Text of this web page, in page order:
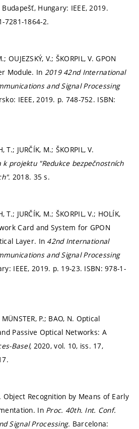
Budapešť, Hungary: IEEE, 2019.
7281-1864-2.
OUJEZSKÝ, V.; ŠKORPIL, V. GPON
Module. In 2019 42nd International
and Signal Processing
IEEE, 2019. p. 748-752. ISBN:
T.; JURČÍK, M.; ŠKORPIL, V.
k projektu "Redukce bezpečnostních
2018. 35 s.
T.; JURČÍK, M.; ŠKORPIL, V.; HOLÍK,
Card and System for GPON
Layer. In 42nd International
and Signal Processing
IEEE, 2019. p. 19-23. ISBN: 978-1-
MÜNSTER, P.; BAO, N. Optical
Passive Optical Networks: A
Basel, 2020, vol. 10, iss. 17,
Object Recognition by Means of Early
In Proc. 40th. Int. Conf.
Signal Processing. Barcelona: